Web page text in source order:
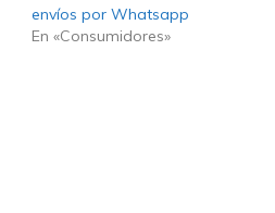
envíos por Whatsapp
En «Consumidores»